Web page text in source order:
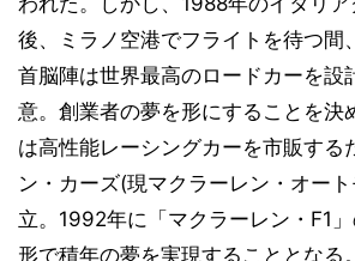
後、ミラノ空港でフライトを待つ間
首脳陣は世界最高のロードカーを設
意。創業者の夢を形にすることを決
は高性能レーシングカーを市販する
ン・カーズ(現マクラーレン・オー
立。1992年に「マクラーレン・F1
形で積年の夢を実現することとなる。